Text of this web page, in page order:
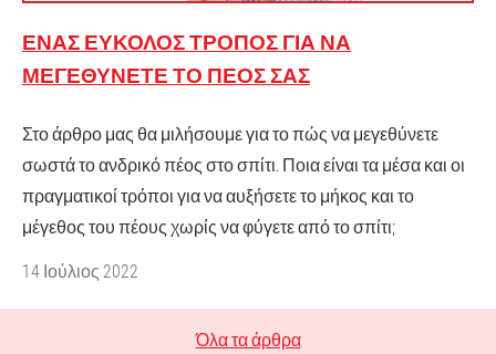
ΈΝΑΣ ΕΎΚΟΛΟΣ ΤΡΌΠΟΣ ΓΙΑ ΝΑ
ΜΕΓΕΘΎΝΕΤΕ ΤΟ ΠΈΟΣ ΣΑΣ
Στο άρθρο μας θα μιλήσουμε για το πώς να μεγεθύνετε
σωστά το ανδρικό πέος στο σπίτι. Ποια είναι τα μέσα και οι
πραγματικοί τρόποι για να αυξήσετε το μήκος και το
μέγεθος του πέους χωρίς να φύγετε από το σπίτι;
14 Ιούλιος 2022
Όλα τα άρθρα